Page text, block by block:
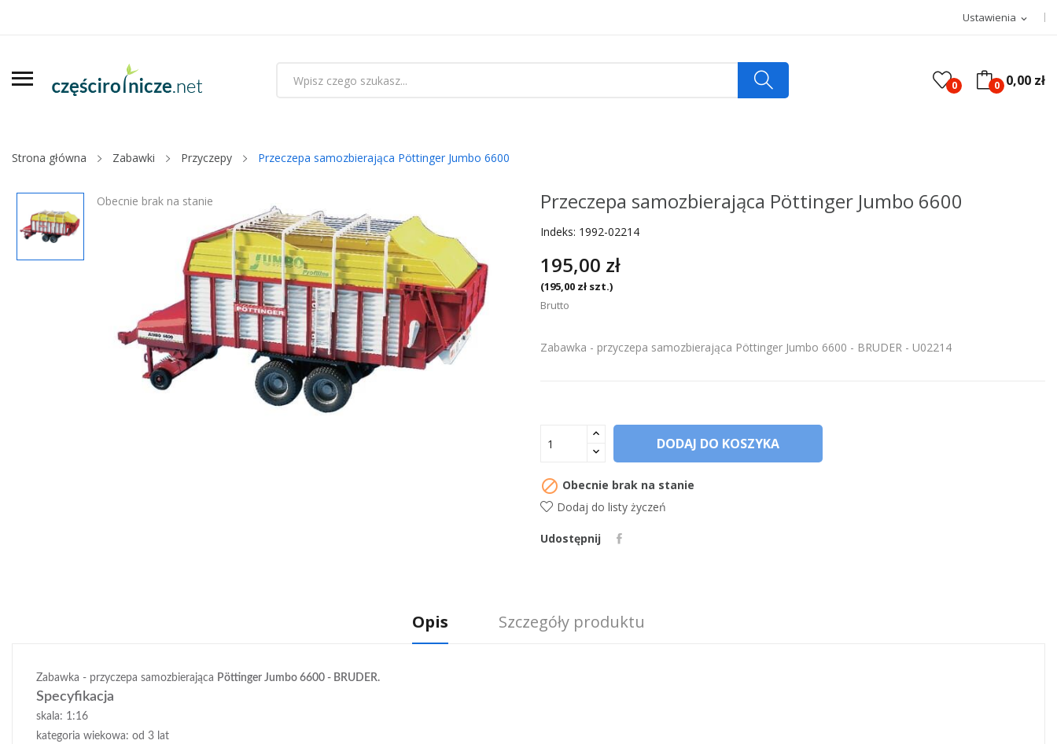
Ustawienia expand_more
0 0,00 zł
0
Strona główna Zabawki Przyczepy Przeczepa samozbierająca Pöttinger Jumbo 6600
Obecnie brak na stanie Przeczepa samozbierająca Pöttinger Jumbo 6600
Indeks: 1992-02214
195,00 zł
(195,00 zł szt.)
Brutto
Zabawka - przyczepa samozbierająca Pöttinger Jumbo 6600 - BRUDER - U02214
DODAJ DO KOSZYKA
 Obecnie brak na stanie
Dodaj do listy życzeń
Udostępnij
Opis Szczegóły produktu
Zabawka - przyczepa samozbierająca Pöttinger Jumbo 6600 - BRUDER.
Specyfikacja
skala: 1:16
kategoria wiekowa: od 3 lat